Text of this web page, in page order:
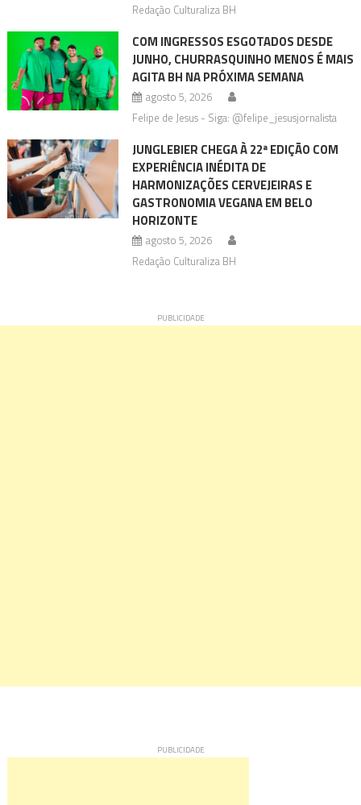
Redação Culturaliza BH
COM INGRESSOS ESGOTADOS DESDE
JUNHO, CHURRASQUINHO MENOS É MAIS
AGITA BH NA PRÓXIMA SEMANA
agosto 5, 2026
Felipe de Jesus - Siga: @felipe_jesusjornalista
JUNGLEBIER CHEGA À 22ª EDIÇÃO COM
EXPERIÊNCIA INÉDITA DE
HARMONIZAÇÕES CERVEJEIRAS E
GASTRONOMIA VEGANA EM BELO
HORIZONTE
agosto 5, 2026
Redação Culturaliza BH